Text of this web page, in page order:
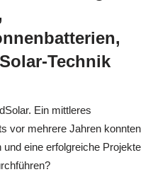
Technik
Ein mittleres
vor mehrere Jahren konnten
eine erfolgreiche Projekte